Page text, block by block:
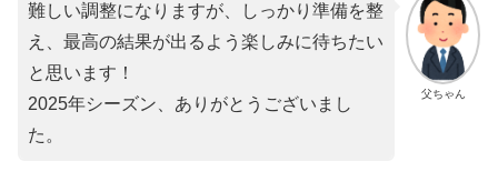
父ちゃん
難しい調整になりますが、しっかり準備を整
え、最高の結果が出るよう楽しみに待ちたい
と思います！
2025年シーズン、ありがとうございまし
た。